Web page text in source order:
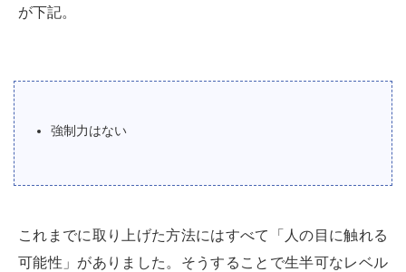
が下記。
強制力はない
これまでに取り上げた方法にはすべて「人の目に触れる
可能性」がありました。そうすることで生半可なレベル